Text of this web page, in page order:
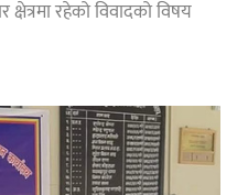
रहेको विवादको विषय